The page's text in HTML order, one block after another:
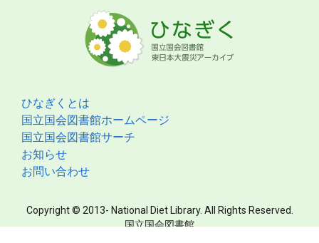
ひなぎくとは
国立国会図書館ホームページ
国立国会図書館サーチ
お知らせ
お問い合わせ
Copyright © 2013- National Diet Library. All Rights Reserved.